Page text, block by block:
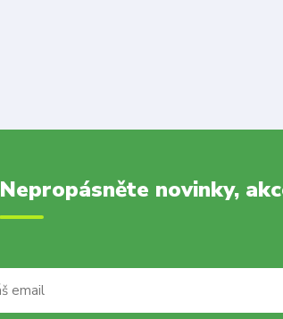
Nepropásněte novinky,